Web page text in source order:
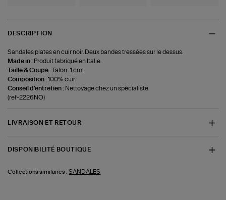
DESCRIPTION
Sandales plates en cuir noir. Deux bandes tressées sur le dessus.
Made in : Produit fabriqué en Italie.
Taille & Coupe :Talon : 1 cm.
Composition :100% cuir.
Conseil d'entretien : Nettoyage chez un spécialiste.
(ref-2226NO)
LIVRAISON ET RETOUR
DISPONIBILITÉ BOUTIQUE
Collections similaires : SANDALES